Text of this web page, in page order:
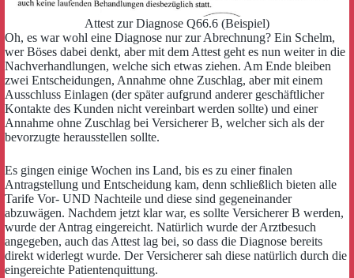
Attest zur Diagnose Q66.6 (Beispiel)
Oh, es war wohl eine Diagnose nur zur Abrechnung? Ein Schelm,
wer Böses dabei denkt, aber mit dem Attest geht es nun weiter in die
Nachverhandlungen, welche sich etwas ziehen. Am Ende bleiben
zwei Entscheidungen, Annahme ohne Zuschlag, aber mit einem
Ausschluss Einlagen (der später aufgrund anderer geschäftlicher
Kontakte des Kunden nicht vereinbart werden sollte) und einer
Annahme ohne Zuschlag bei Versicherer B, welcher sich als der
bevorzugte herausstellen sollte.
Es gingen einige Wochen ins Land, bis es zu einer finalen
Antragstellung und Entscheidung kam, denn schließlich bieten alle
Tarife Vor- UND Nachteile und diese sind gegeneinander
abzuwägen. Nachdem jetzt klar war, es sollte Versicherer B werden,
wurde der Antrag eingereicht. Natürlich wurde der Arztbesuch
angegeben, auch das Attest lag bei, so dass die Diagnose bereits
direkt widerlegt wurde. Der Versicherer sah diese natürlich durch die
eingereichte Patientenquittung.